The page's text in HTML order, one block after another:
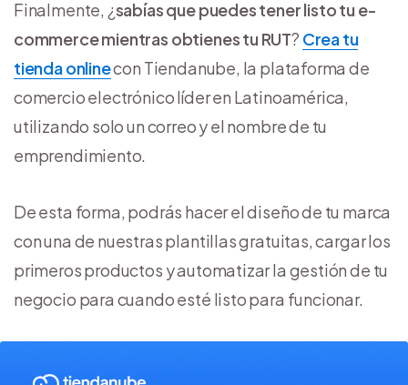
Finalmente, ¿sabías que puedes tener listo tu e-
commerce mientras obtienes tu RUT? Crea tu
tienda onlinecon Tiendanube, la plataforma de
comercio electrónico líder en Latinoamérica,
utilizando solo un correo y el nombre de tu
emprendimiento.
De esta forma, podrás hacer el diseño de tu marca
con una de nuestras plantillas gratuitas, cargar los
primeros productos y automatizar la gestión de tu
negocio para cuando esté listo para funcionar.